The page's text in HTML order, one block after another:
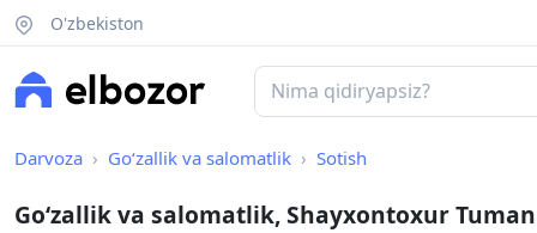
O'zbekiston
Darvoza Go‘zallik va salomatlik Sotish
Go‘zallik va salomatlik, Shayxontoxur